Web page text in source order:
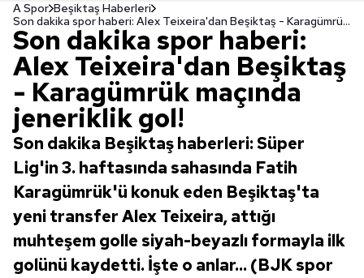
A Spor Beşiktaş Haberleri
Son dakika spor haberi: Alex Teixeira'dan Beşiktaş - Karagümrük maçında jeneriklik gol!
Son dakika spor haberi:
Alex Teixeira'dan Beşiktaş
- Karagümrük maçında
jeneriklik gol!
Son dakika Beşiktaş haberleri: Süper
Lig'in 3. haftasında sahasında Fatih
Karagümrük'ü konuk eden Beşiktaş'ta
yeni transfer Alex Teixeira, attığı
muhteşem golle siyah-beyazlı formayla ilk
golünü kaydetti. İşte o anlar... (BJK spor